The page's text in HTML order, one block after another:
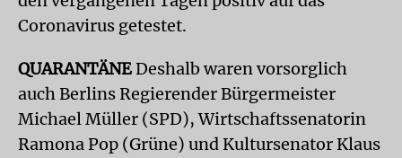
Coronavirus getestet.
QUARANTÄNEDeshalb waren vorsorglich
auch Berlins Regierender Bürgermeister
Michael Müller (SPD), Wirtschaftssenatorin
Ramona Pop (Grüne) und Kultursenator Klaus